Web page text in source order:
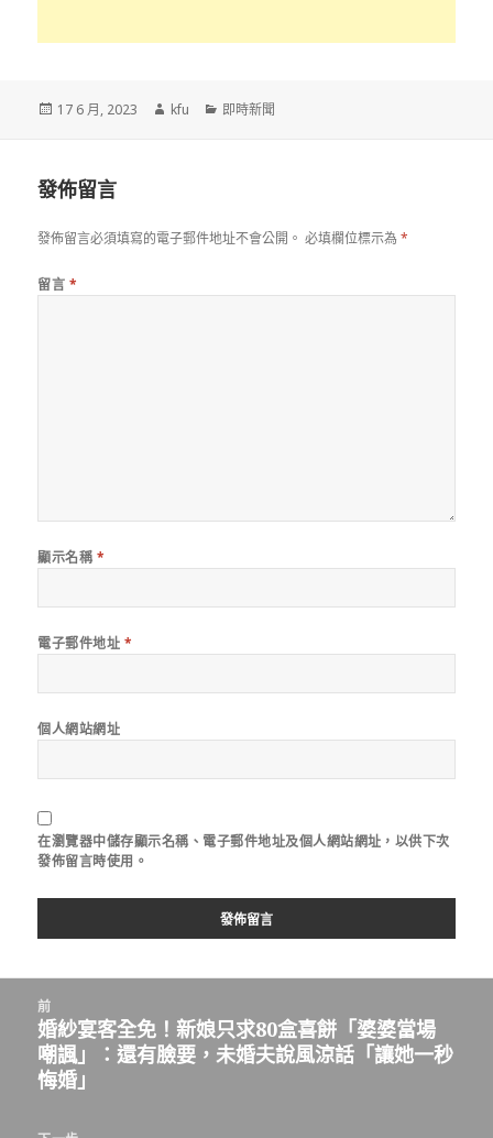
發
17 6 月, 2023
作
kfu
分
即時新聞
發佈留言
發佈留言必須填寫的電子郵件地址不會公開。 必填欄位標示為*
留言 *
顯示名稱 *
電子郵件地址 *
個人網站網址
在瀏覽器中儲存顯示名稱、電子郵件地址及個人網站網址，以供下次
發佈留言時使用。
前
上
一
篇
婚紗宴客全免！新娘只求80盒喜餅「婆婆當場
嘲諷」：還有臉要，未婚夫說風涼話「讓她一秒
悔婚」